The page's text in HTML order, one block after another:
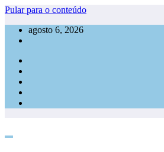
Pular para o conteúdo
agosto 6, 2026